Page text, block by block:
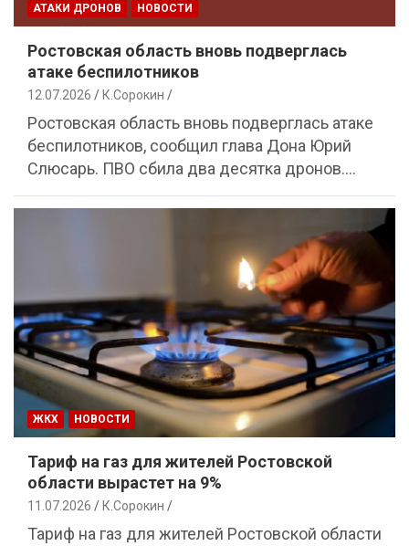
АТАКИ ДРОНОВ НОВОСТИ
Ростовская область вновь подверглась
атаке беспилотников
12.07.2026 К.Сорокин
Ростовская область вновь подверглась атаке
беспилотников, сообщил глава Дона Юрий
Слюсарь. ПВО сбила два десятка дронов.…
ЖКХ НОВОСТИ
Тариф на газ для жителей Ростовской
области вырастет на 9%
11.07.2026 К.Сорокин
Тариф на газ для жителей Ростовской области